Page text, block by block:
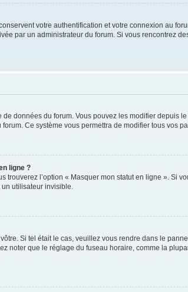
votre authentification et votre connexion au
par un administrateur du forum. Si vous rencontrez
données du forum. Vous pouvez les modifier depuis
Ce système vous permettra de modifier tous vos
ligne ?
trouverez l’option « Masquer mon statut en ligne ». Si
utilisateur invisible.
Si tel était le cas, veuillez vous rendre dans le
noter que le réglage du fuseau horaire, comme la